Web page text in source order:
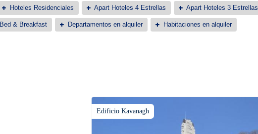
Hoteles Residenciales Apart Hoteles 4 Estrellas Apart Hoteles 3 Estrellas
Bed & Breakfast Departamentos en alquiler Habitaciones en alquiler
Edificio Kavanagh